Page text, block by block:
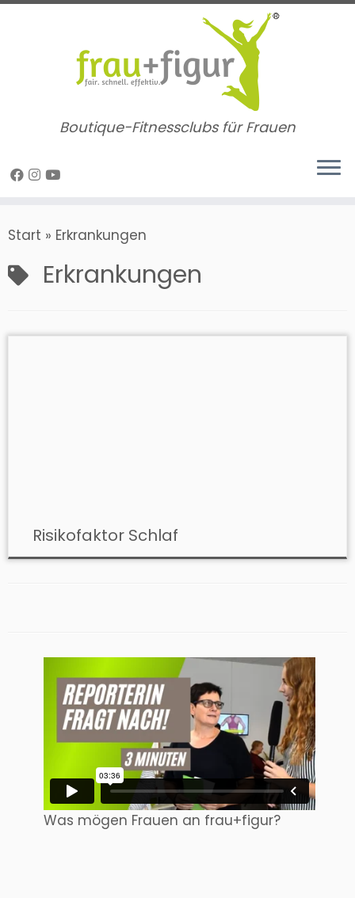
Zum
Boutique-Fitnessclubs für Frauen
Start » Erkrankungen
Erkrankungen
Risikofaktor Schlaf
Was mögen Frauen an frau+figur?